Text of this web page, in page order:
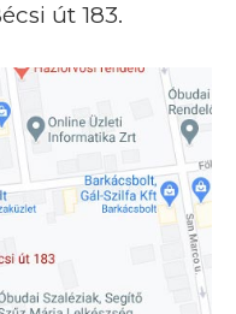
út 183.